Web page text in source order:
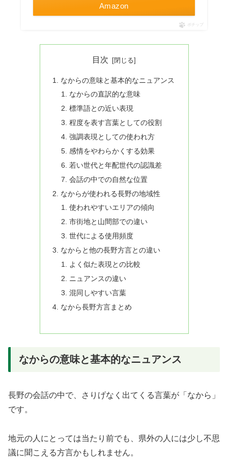
Amazon
ポチップ
目次
なからの意味と基本的なニュアンス
なからの直訳的な意味
標準語との近い表現
程度を表す言葉としての役割
強調表現としての使われ方
感情をやわらかくする効果
若い世代と年配世代の認識差
会話の中での自然な位置
なからが使われる長野の地域性
使われやすいエリアの傾向
市街地と山間部での違い
世代による使用頻度
なからと他の長野方言との違い
よく似た表現との比較
ニュアンスの違い
混同しやすい言葉
なから長野方言まとめ
なからの意味と基本的なニュアンス
長野の会話の中で、さりげなく出てくる言葉が「なから」
です。
地元の人にとっては当たり前でも、県外の人には少し不思
議に聞こえる方言かもしれません。